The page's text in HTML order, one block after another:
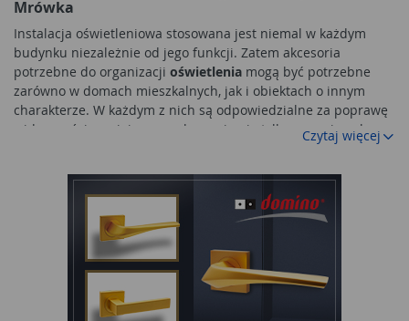
Mrówka
Instalacja oświetleniowa stosowana jest niemal w każdym
budynku niezależnie od jego funkcji. Zatem akcesoria
potrzebne do organizacji oświetlenia mogą być potrzebne
zarówno w domach mieszkalnych, jak i obiektach o innym
charakterze. W każdym z nich są odpowiedzialne za poprawę
widoczności w miejscu przebywania nie tylko po zmierzchu,
ale także przy pracy. W sklepach Mrówka znalazły się
nich zarówno lampy różnego typu, jak i źródła światła w
postaci żarówek. Wiele różnorodnych produktów może się
przydać przy urządzaniu obiektu, jak i pracach remontowych.
Akcesoria oświetleniowe
obiektu jest możliwe tylko przy
prawidłowym doborzeakcesoriów oświetleniowych
Czytaj więcej